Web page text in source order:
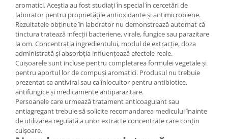
aromatici. Aceștia au fost studiați în special în cercetări de
laborator pentru proprietățile antioxidante și antimicrobiene.
Rezultatele obținute în laborator nu demonstrează automat că
tinctura tratează infecții bacteriene, virale, fungice sau parazitare
la om. Concentrația ingredientului, modul de extracție, doza
administrată și absorbția influențează efectele reale.
Cuișoarele sunt incluse pentru completarea formulei vegetale și
pentru aportul lor de compuși aromatici. Produsul nu trebuie
prezentat ca antiviral sau ca înlocuitor pentru antibiotice,
antifungice și medicamente antiparazitare.
Persoanele care urmează tratament anticoagulant sau
antiagregant trebuie să solicite recomandarea medicului înainte
de utilizarea regulată a unor extracte concentrate care conțin
cuișoare.